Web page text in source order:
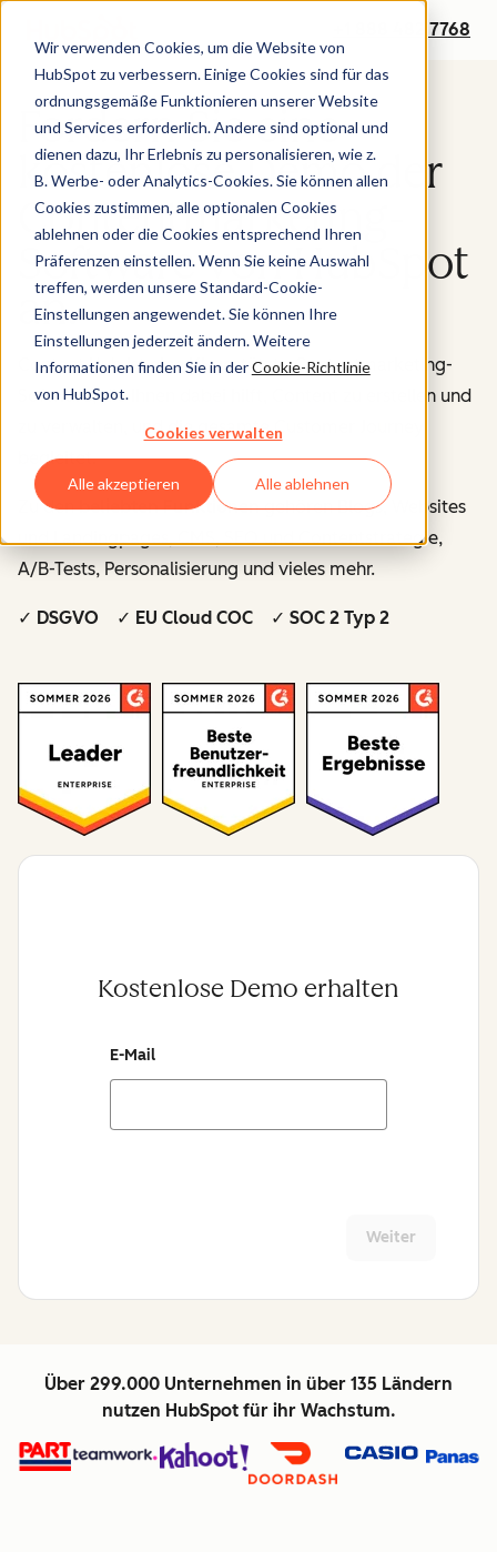
Wir verwenden Cookies, um die Website von
HubSpot zu verbessern. Einige Cookies sind für das
ordnungsgemäße Funktionieren unserer Website
und Services erforderlich. Andere sind optional und
dienen dazu, Ihr Erlebnis zu personalisieren, wie z.
B. Werbe- oder Analytics-Cookies. Sie können allen
Cookies zustimmen, alle optionalen Cookies
ablehnen oder die Cookies entsprechend Ihren
Präferenzen einstellen. Wenn Sie keine Auswahl
treffen, werden unsere Standard-Cookie-
Einstellungen angewendet. Sie können Ihre
Einstellungen jederzeit ändern. Weitere
Informationen finden Sie in derCookie-Richtlinie
von HubSpot.
Cookies verwalten
Alle akzeptieren Alle ablehnen
+1 888 482 7768
Fordern Sie eine
kostenlose Demo der
Contentmarketing-
Software von HubSpot
an.
Content Hub ist eine KI-gestützte Contentmarketing-
Software, die Ihnen dabei hilft, Content zu erstellen und
zu verwalten, und die gesamte Customer Journey
begleitet.
Zu denbeliebten Funktionengehören Blogs, Websites
und Landingpages, CMS, SEO und Contentstrategie,
A/B-Tests, Personalisierung und vieles mehr.
✓ DSGVO ✓ EU Cloud COC ✓ SOC 2 Typ 2
Kostenlose Demo erhalten
E-Mail
Weiter
Über 299.000 Unternehmen in über 135 Ländern
nutzen HubSpot für ihr Wachstum.